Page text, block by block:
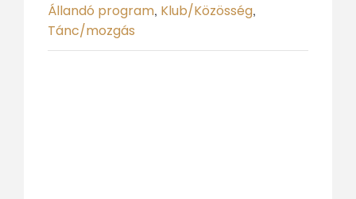
Állandó program, Klub/Közösség,
Tánc/mozgás